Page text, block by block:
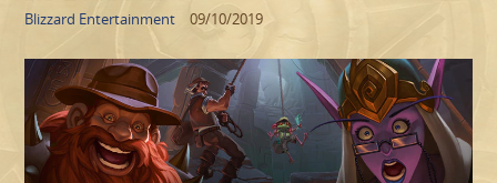
Blizzard Entertainment 09/10/2019